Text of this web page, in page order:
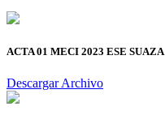
ACTA 01 MECI 2023 ESE SUAZA
Descargar Archivo